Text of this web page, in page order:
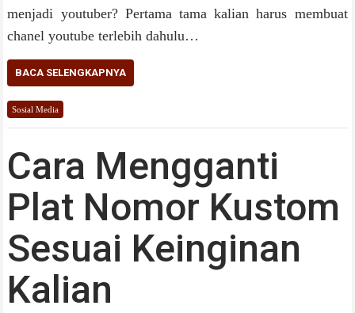
menjadi youtuber? Pertama tama kalian harus membuat
chanel youtube terlebih dahulu…
BACA SELENGKAPNYA
Sosial Media
Cara Mengganti
Plat Nomor Kustom
Sesuai Keinginan
Kalian